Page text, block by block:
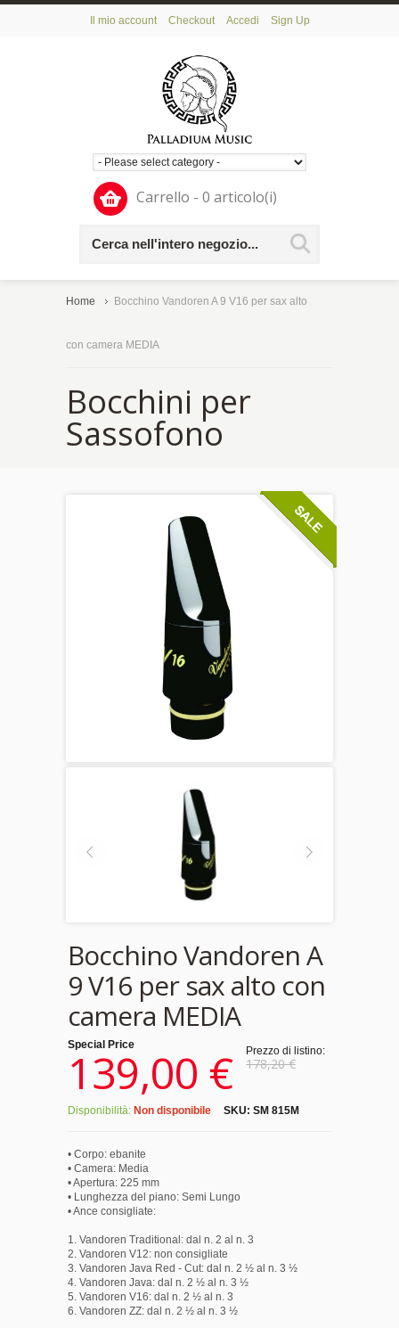
Il mio account Checkout Accedi Sign Up
Carrello - 0 articolo(i)
Home Bocchino Vandoren A 9 V16 per sax alto
con camera MEDIA
Bocchini per
Sassofono
Bocchino Vandoren A
9 V16 per sax alto con
camera MEDIA
Prezzo di listino:
178,20 €
Special Price
139,00 €
Disponibilità: Non disponibile SKU: SM 815M
• Corpo: ebanite
• Camera: Media
• Apertura: 225 mm
• Lunghezza del piano: Semi Lungo
• Ance consigliate:
1. Vandoren Traditional: dal n. 2 al n. 3
2. Vandoren V12: non consigliate
3. Vandoren Java Red - Cut: dal n. 2 ½ al n. 3 ½
4. Vandoren Java: dal n. 2 ½ al n. 3 ½
5. Vandoren V16: dal n. 2 ½ al n. 3
6. Vandoren ZZ: dal n. 2 ½ al n. 3 ½